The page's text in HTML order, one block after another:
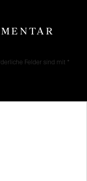
Felder sind mit *